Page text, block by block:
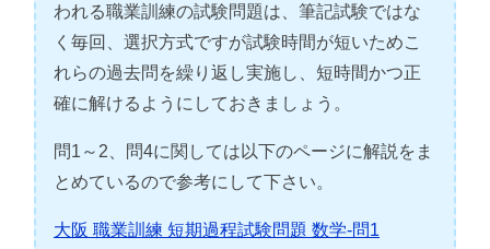
われる職業訓練の試験問題は、筆記試験ではな
く毎回、選択方式ですが試験時間が短いためこ
れらの過去問を繰り返し実施し、短時間かつ正
確に解けるようにしておきましょう。
問1～2、問4に関しては以下のページに解説をま
とめているので参考にして下さい。
大阪 職業訓練 短期過程試験問題 数学-問1